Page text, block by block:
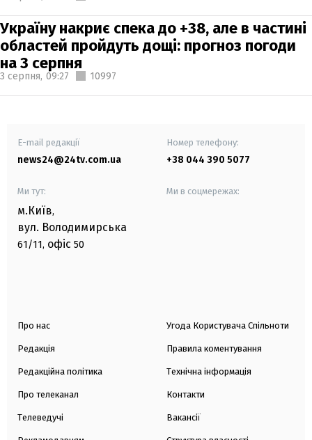
Україну накриє спека до +38, але в частині
областей пройдуть дощі: прогноз погоди
на 3 серпня
3 серпня, 09:27 10997
E-mail редакції
news24@24tv.com.ua
Номер телефону:
+38 044 390 5077
Ми тут:
м.Київ,
вул. Володимирська
61/11, офіс 50
Ми в соцмережах:
Про нас
Редакція
Редакційна політика
Про телеканал
Телеведучі
Угода Користувача Спільноти
Правила коментування
Технічна інформація
Контакти
Вакансії